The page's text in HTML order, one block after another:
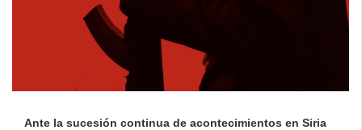
Ante la sucesión continua de acontecimientos en Siria